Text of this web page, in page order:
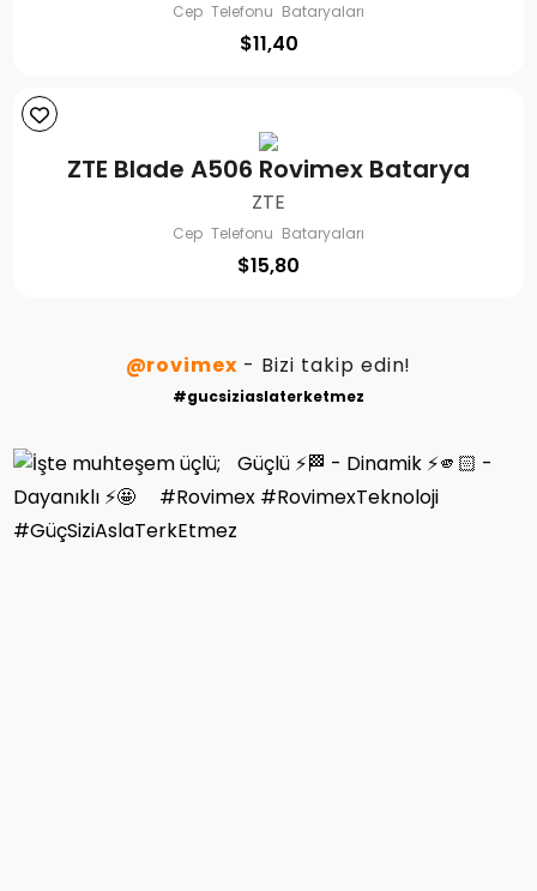
Cep Telefonu Bataryaları
$11,40
ZTE Blade A506 Rovimex Batarya
ZTE
Cep Telefonu Bataryaları
$15,80
@rovimex - Bizi takip edin!
#gucsiziaslaterketmez